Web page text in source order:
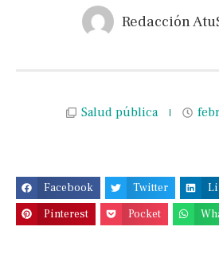
Redacción
Salud pública
Facebook Twitter
Pinterest
Pocket